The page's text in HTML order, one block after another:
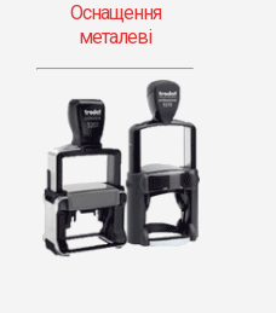
Оснащення
металеві